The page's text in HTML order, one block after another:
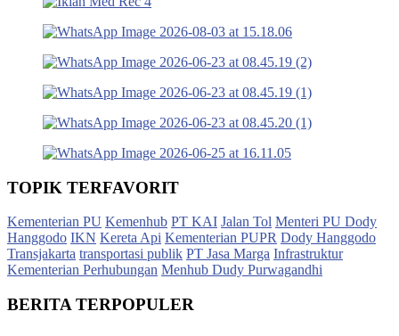
TOPIK TERFAVORIT
Kementerian PU Kemenhub PT KAI Jalan Tol Menteri PU Dody
Hanggodo IKN Kereta Api Kementerian PUPR Dody Hanggodo
Transjakarta transportasi publik PT Jasa Marga Infrastruktur
Kementerian Perhubungan Menhub Dudy Purwagandhi
BERITA TERPOPULER